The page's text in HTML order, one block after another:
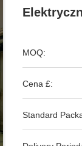
MOQ:
Cena £:
Standard